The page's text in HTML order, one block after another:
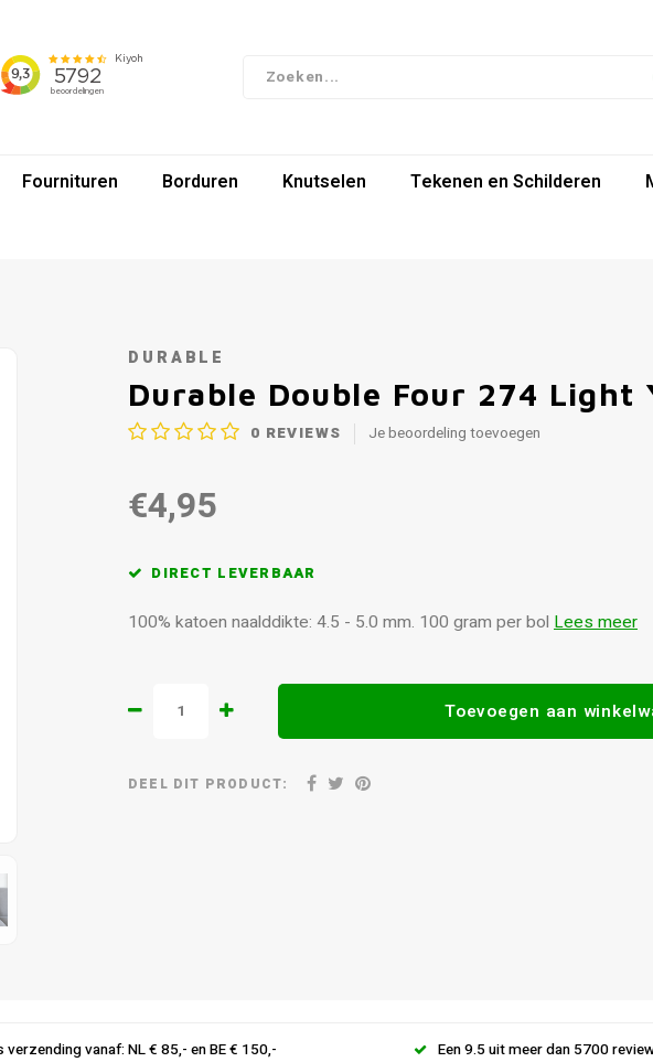
Fournituren Borduren Knutselen Tekenen en Schilderen
DURABLE
Durable Double Four 274 Light
0 REVIEWS Je beoordeling toevoegen
€4,95
DIRECT LEVERBAAR
100% katoen naalddikte: 4.5 - 5.0 mm. 100 gram per bol Lees meer
Toevoegen aan
DEEL DIT PRODUCT:
verzending vanaf: NL € 85,- en BE € 150,- Een 9.5 uit meer dan 5700